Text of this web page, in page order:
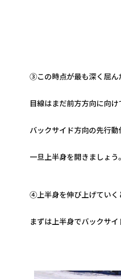
③この時点が最も深く屈ん
目線はまだ前方方向に向け
バックサイド方向の先行
一旦上半身を開きましょう。
④上半身を伸び上げていく
まずは上半身でバックサイ